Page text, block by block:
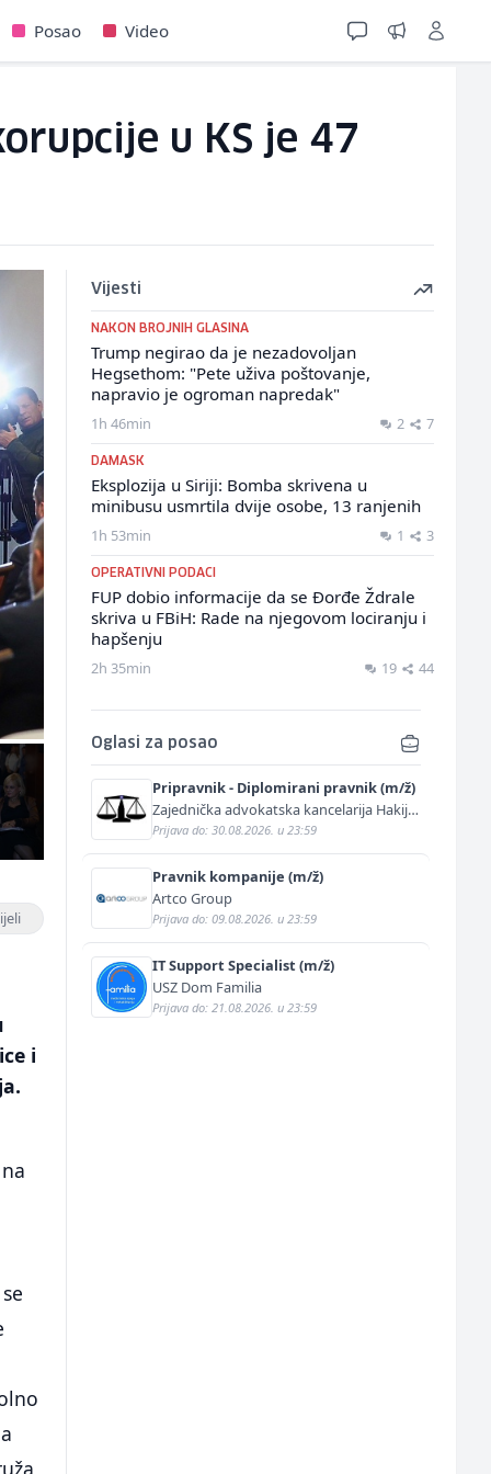
Posao Video
u KS je 47
i
Vijesti
NAKON BROJNIH GLASINA
Trump negirao da je nezadovoljan
Hegsethom: "Pete uživa poštovanje,
napravio je ogroman napredak"
1h 46min 2 7
DAMASK
Eksplozija u Siriji: Bomba skrivena u
minibusu usmrtila dvije osobe, 13 ranjenih
1h 53min 1 3
OPERATIVNI PODACI
FUP dobio informacije da se Đorđe Ždrale
skriva u FBiH: Rade na njegovom lociranju i
hapšenju
2h 35min 19 44
Oglasi za posao
Pripravnik - Diplomirani pravnik (m/ž)
Zajednička advokatska kancelarija Hakija
Kurtović i Adis Kurtović
Prijava do: 30.08.2026. u 23:59
Pravnik kompanije (m/ž)
Artco Group
Prijava do: 09.08.2026. u 23:59
IT Support Specialist (m/ž)
USZ Dom Familia
Prijava do: 21.08.2026. u 23:59